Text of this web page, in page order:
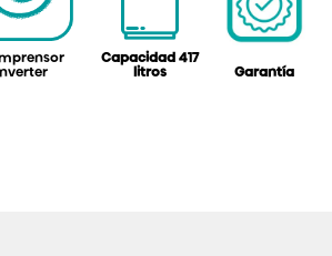
Capacidad 417
litros Garantía